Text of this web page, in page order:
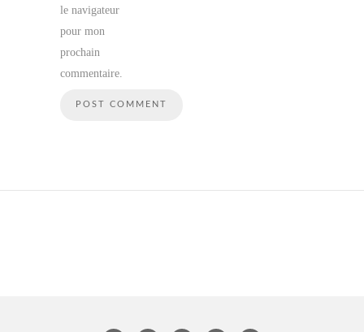
le navigateur
pour mon
prochain
commentaire.